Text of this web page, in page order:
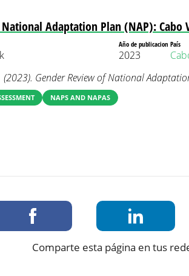
Adaptation Plan (NAP): Cabo
Año de publicacion
2023
País
Gender Review of National
NAPS AND NAPAS
Comparte esta página en tus